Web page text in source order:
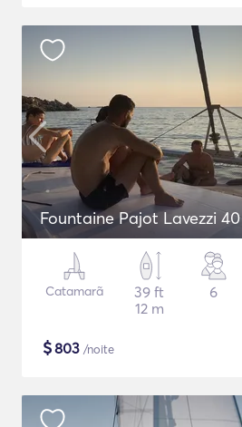
Fountaine Pajot Lavezzi 40
Catamarã
39 ft
12 m
6
$803 /noite